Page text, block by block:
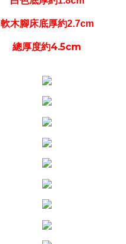
軟木腳床底厚約2.7cm
總厚度約4.5cm